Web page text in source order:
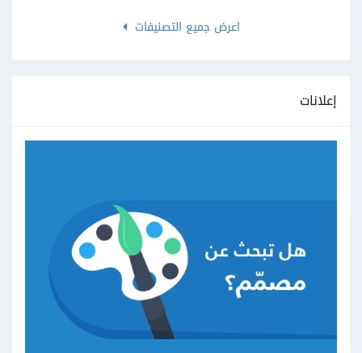
اعرض جميع التصنيفات
إعلانات